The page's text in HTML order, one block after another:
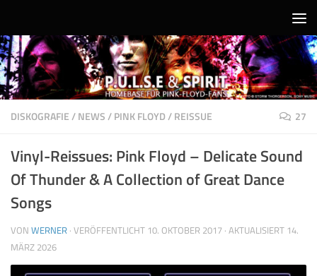
DISKOGRAFIE/NEWS/PINK FLOYD/REISSUE 27
Vinyl-Reissues: Pink Floyd – Delicate Sound
Of Thunder & A Collection of Great Dance
Songs
VON WERNER · VERÖFFENTLICHT 10. OKTOBER 2017 · AKTUALISIERT 14.
MÄRZ 2026